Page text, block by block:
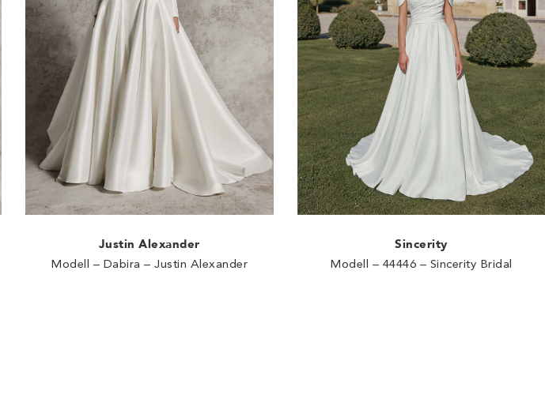
Justin Alexander
Modell – Dabira – Justin Alexander
Sincerity
Modell – 44446 – Sincerity Bridal